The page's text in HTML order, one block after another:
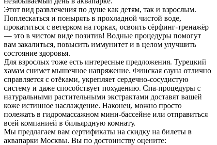
Этот вид развлечения по душе как детям, так и взрослым.
Поплескаться и понырять в прохладной чистой воде,
прокатиться с ветерком на горках, освоить сёрфинг-тренажёр
— это в чистом виде позитив! Водные процедуры помогут
вам закалиться, повысить иммунитет и в целом улучшить
состояние здоровья.
Для взрослых тоже есть интересные предложения. Турецкий
хамам снимет мышечное напряжение. Финская сауна отлично
справляется с отёками, укрепляет сердечно-сосудистую
систему и даже способствует похудению. Спа-процедуры с
натуральными растительными экстрактами доставят вашей
коже истинное наслаждение. Наконец, можно просто
полежать в гидромассажном мини-бассейне или отправиться
всей компанией в бильярдную комнату.
Мы предлагаем вам сертификаты на скидку на билеты в
аквапарки Москвы. Вы по достоинству оцените: